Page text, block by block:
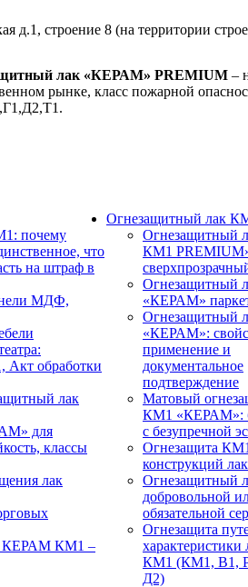
д.1, строение 8 (на территории
лак «КЕРАМ» PREMIUM–
рынке, класс пожарной
почему
что
на штраф в
МДФ,
Акт обработки
лак
для
классы
лак
КЕРАМ КМ1 –
Огнезащитный лак
Огнезащитный
КМ1
Огнезащитный
«КЕРАМ»
Огнезащитный
«КЕРАМ»:
применение и
документальное
подтверждение
Матовый
КМ1 «КЕРАМ»:
с безупречной
Огнезащита
конструкций
Огнезащитный
добровольной
обязательной
Огнезащита
КМ1 (КМ1, В1,
Д2)